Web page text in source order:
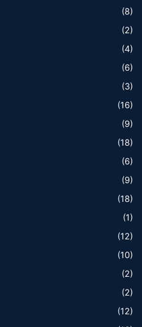
(8)
(2)
(4)
(6)
(3)
(16)
(9)
(18)
(6)
(9)
(18)
(1)
(12)
(10)
(2)
(2)
(12)